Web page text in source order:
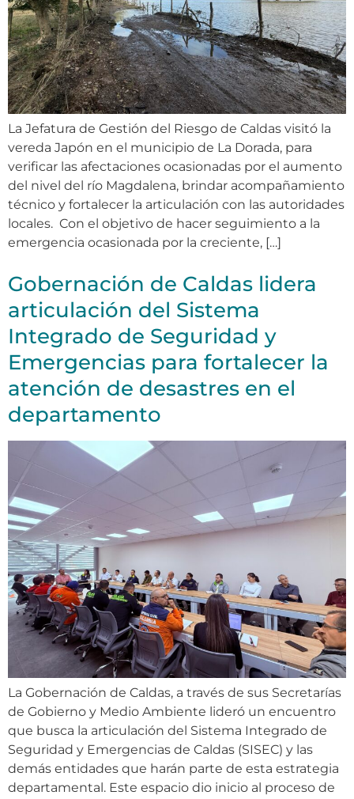
La Jefatura de Gestión del Riesgo de Caldas visitó la
vereda Japón en el municipio de La Dorada, para
verificar las afectaciones ocasionadas por el aumento
del nivel del río Magdalena, brindar acompañamiento
técnico y fortalecer la articulación con las autoridades
locales. Con el objetivo de hacer seguimiento a la
emergencia ocasionada por la creciente, […]
Gobernación de Caldas lidera
articulación del Sistema
Integrado de Seguridad y
Emergencias para fortalecer la
atención de desastres en el
departamento
La Gobernación de Caldas, a través de sus Secretarías
de Gobierno y Medio Ambiente lideró un encuentro
que busca la articulación del Sistema Integrado de
Seguridad y Emergencias de Caldas (SISEC) y las
demás entidades que harán parte de esta estrategia
departamental. Este espacio dio inicio al proceso de